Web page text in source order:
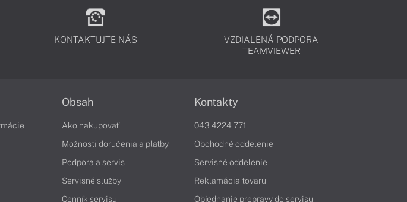
KONTAKTUJTE NÁS
VZDIALENÁ PODPORA
TEAMVIEWER
Obsah
Ako nakupovať
Možnosti doručenia a platby
Podpora a servis
Servisné služby
Cenník servisu
Kontakty
043 4224 771
Obchodné oddelenie
Servisné oddelenie
Reklamácia tovaru
Objednanie prepravy do servisu